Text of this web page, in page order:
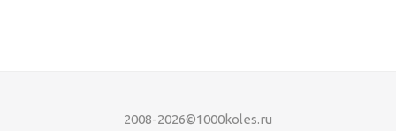
2008-2026©1000koles.ru